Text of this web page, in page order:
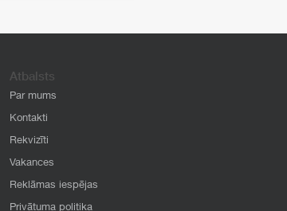
Atbalsts
Par mums
Kontakti
Rekvizīti
Vakances
Reklāmas iespējas
Privātuma politika